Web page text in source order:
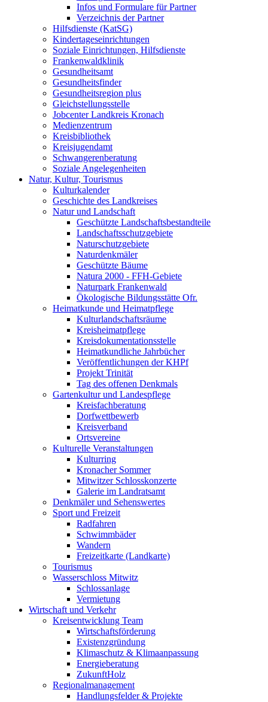
Infos und Formulare für Partner
Verzeichnis der Partner
Hilfsdienste (KatSG)
Kindertageseinrichtungen
Soziale Einrichtungen, Hilfsdienste
Frankenwaldklinik
Gesundheitsamt
Gesundheitsfinder
Gesundheitsregion plus
Gleichstellungsstelle
Jobcenter Landkreis Kronach
Medienzentrum
Kreisbibliothek
Kreisjugendamt
Schwangerenberatung
Soziale Angelegenheiten
Natur, Kultur, Tourismus
Kulturkalender
Geschichte des Landkreises
Natur und Landschaft
Geschützte Landschaftsbestandteile
Landschaftsschutzgebiete
Naturschutzgebiete
Naturdenkmäler
Geschützte Bäume
Natura 2000 - FFH-Gebiete
Naturpark Frankenwald
Ökologische Bildungsstätte Ofr.
Heimatkunde und Heimatpflege
Kulturlandschaftsräume
Kreisheimatpflege
Kreisdokumentationsstelle
Heimatkundliche Jahrbücher
Veröffentlichungen der KHPf
Projekt Trinität
Tag des offenen Denkmals
Gartenkultur und Landespflege
Kreisfachberatung
Dorfwettbewerb
Kreisverband
Ortsvereine
Kulturelle Veranstaltungen
Kulturring
Kronacher Sommer
Mitwitzer Schlosskonzerte
Galerie im Landratsamt
Denkmäler und Sehenswertes
Sport und Freizeit
Radfahren
Schwimmbäder
Wandern
Freizeitkarte (Landkarte)
Tourismus
Wasserschloss Mitwitz
Schlossanlage
Vermietung
Wirtschaft und Verkehr
Kreisentwicklung Team
Wirtschaftsförderung
Existenzgründung
Klimaschutz & Klimaanpassung
Energieberatung
ZukunftHolz
Regionalmanagement
Handlungsfelder & Projekte